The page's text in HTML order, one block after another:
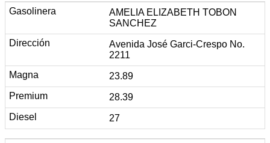
AMELIA ELIZABETH TOBON
SANCHEZ
Avenida José Garci-Crespo No.
2211
23.89
28.39
27